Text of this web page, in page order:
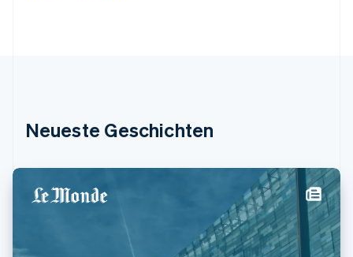
Neueste Geschichten
English
English